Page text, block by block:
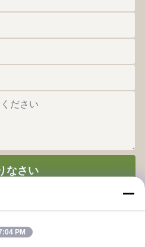
なさい
PM